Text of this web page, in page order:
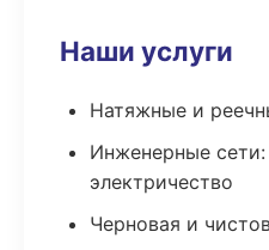
Наши услуги
Натяжные и
Инженерные сети:
электричество
Черновая и